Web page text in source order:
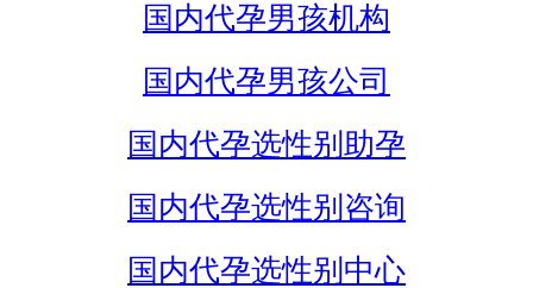
国内代孕男孩机构
国内代孕男孩公司
国内代孕选性别助孕
国内代孕选性别咨询
国内代孕选性别中心